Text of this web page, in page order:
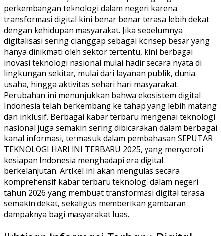
perkembangan teknologi dalam negeri karena
transformasi digital kini benar benar terasa lebih dekat
dengan kehidupan masyarakat. Jika sebelumnya
digitalisasi sering dianggap sebagai konsep besar yang
hanya dinikmati oleh sektor tertentu, kini berbagai
inovasi teknologi nasional mulai hadir secara nyata di
lingkungan sekitar, mulai dari layanan publik, dunia
usaha, hingga aktivitas sehari hari masyarakat.
Perubahan ini menunjukkan bahwa ekosistem digital
Indonesia telah berkembang ke tahap yang lebih matang
dan inklusif. Berbagai kabar terbaru mengenai teknologi
nasional juga semakin sering dibicarakan dalam berbagai
kanal informasi, termasuk dalam pembahasan SEPUTAR
TEKNOLOGI HARI INI TERBARU 2025, yang menyoroti
kesiapan Indonesia menghadapi era digital
berkelanjutan. Artikel ini akan mengulas secara
komprehensif kabar terbaru teknologi dalam negeri
tahun 2026 yang membuat transformasi digital terasa
semakin dekat, sekaligus memberikan gambaran
dampaknya bagi masyarakat luas.